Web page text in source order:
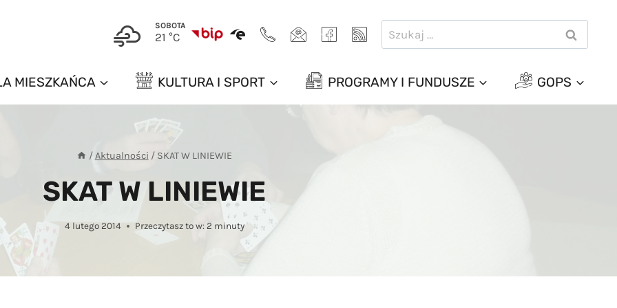
SOBOTA
21 °C
Szukaj:
MIESZKAŃCA KULTURA I SPORT PROGRAMY I FUNDUSZE GOPS
/Aktualności / SKAT W LINIEWIE
SKAT W LINIEWIE
4 lutego 2014 Przeczytasz to w:2 minuty